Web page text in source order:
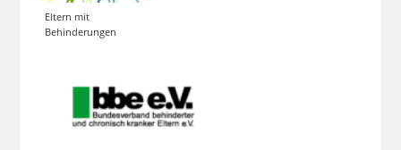
Eltern mit
Behinderungen